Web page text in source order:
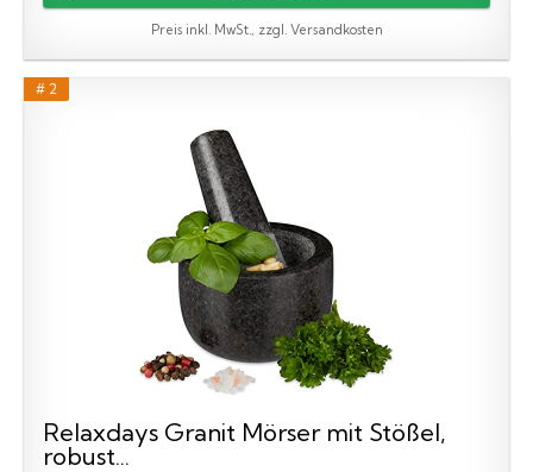
Preis inkl. MwSt., zzgl. Versandkosten
# 2
Relaxdays Granit Mörser mit Stößel,
robust...